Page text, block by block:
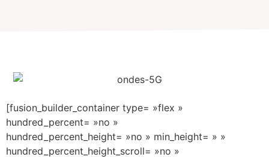
[fusion_builder_container type= »flex »
hundred_percent= »no »
hundred_percent_height= »no » min_height= » »
hundred_percent_height_scroll= »no »